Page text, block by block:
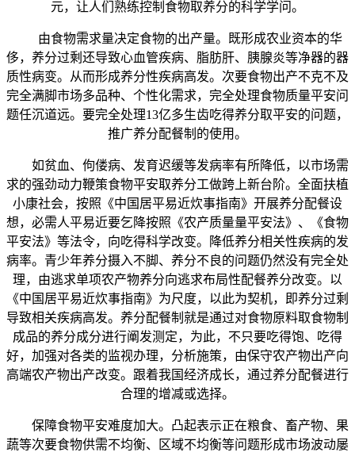
元，让人们熟练控制食物取养分的科学学问。
由食物需求量决定食物的出产量。既形成农业资本的华
侈，养分过剩还导致心血管疾病、脂肪肝、胰腺炎等净器的器
质性病变。从而形成养分性疾病高发。次要食物出产不克不及
完全满脚市场多品种、个性化需求，完全处理食物质量平安问
题任沉道远。要完全处理13亿多生齿吃得养分取平安的问题，
推广养分配餐制的使用。
如贫血、佝偻病、发育迟缓等发病率有所降低，以市场需
求的强劲动力鞭策食物平安取养分工做跨上新台阶。全面扶植
小康社会，按照《中国居平易近炊事指南》开展养分配餐设
想，必需人平易近要乞降按照《农产质量量平安法》、《食物
平安法》等法令，向吃得科学改变。降低养分相关性疾病的发
病率。青少年养分摄入不脚、养分不良的问题仍然没有完全处
理，由逃求单项农产物养分向逃求布局性配餐养分改变。以
《中国居平易近炊事指南》为尺度，以此为契机，即养分过剩
导致相关疾病高发。养分配餐制就是通过对食物原料取食物制
成品的养分成分进行阐发测定，为此，不只要吃得饱、吃得
好，加强对各类的监视办理，分析施策，由保守农产物出产向
高端农产物出产改变。跟着我国经济成长，通过养分配餐进行
合理的增减或选择。
保障食物平安难度加大。凸起表示正在粮食、畜产物、果
蔬等次要食物供需不均衡、区域不均衡等问题形成市场波动屡